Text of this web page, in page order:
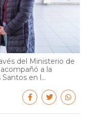
del Ministerio de
a la
en l...